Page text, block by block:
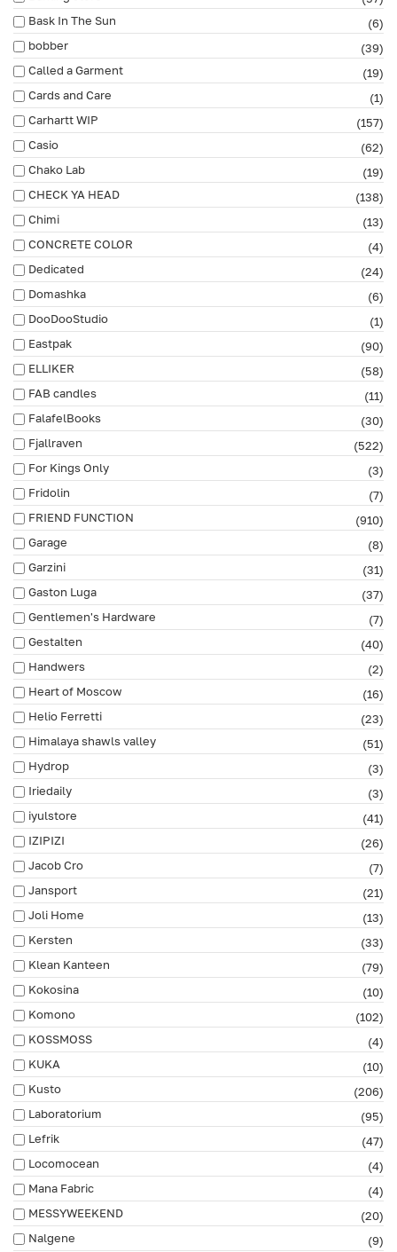
Bask In The Sun
(6)
bobber
(39)
Called a Garment
(19)
Cards and Care
(1)
Carhartt WIP
(157)
Casio
(62)
Chako Lab
(19)
CHECK YA HEAD
(138)
Chimi
(13)
CONCRETE COLOR
(4)
Dedicated
(24)
Domashka
(6)
DooDooStudio
(1)
Eastpak
(90)
ELLIKER
(58)
FAB сandles
(11)
FalafelBooks
(30)
Fjallraven
(522)
For Kings Only
(3)
Fridolin
(7)
FRIEND FUNCTION
(910)
Garage
(8)
Garzini
(31)
Gaston Luga
(37)
Gentlemen's Hardware
(7)
Gestalten
(40)
Handwers
(2)
Heart of Moscow
(16)
Helio Ferretti
(23)
Himalaya shawls valley
(51)
Hydrop
(3)
Iriedaily
(3)
iyulstore
(41)
IZIPIZI
(26)
Jacob Cro
(7)
Jansport
(21)
Joli Home
(13)
Kersten
(33)
Klean Kanteen
(79)
Kokosina
(10)
Komono
(102)
KOSSMOSS
(4)
KUKA
(10)
Kusto
(206)
Laboratorium
(95)
Lefrik
(47)
Locomocean
(4)
Mana Fabric
(4)
MESSYWEEKEND
(20)
Nalgene
(9)